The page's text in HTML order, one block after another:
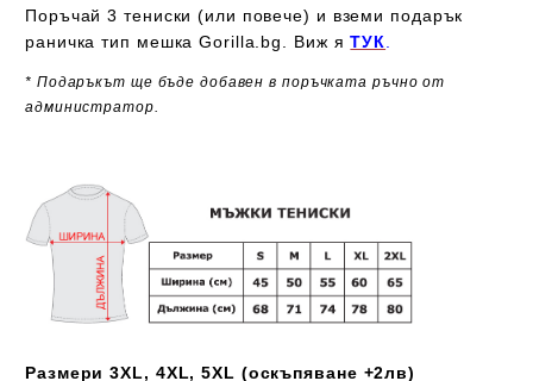
Поръчай 3 тениски (или повече) и вземи подарък
раничка тип мешка Gorilla.bg. Виж яТУК
* Подаръкът ще бъде добавен в поръчката ръчно от
администратор.
Размери 3XL, 4XL, 5XL (оскъпяване +2лв)